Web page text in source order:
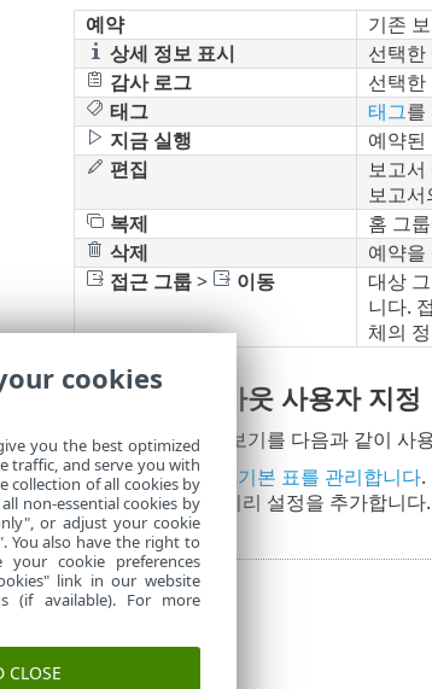
예약
기존
상세 정보 표시
선택한
감사 로그
선택한
태그
태그를
지금 실행
예약된
편집
보고
보고서
복제
홈 그
삭제
예약을
접근 그룹> 이동
대상
니다.
체의
필터 및 레이아웃 사용자 지정
현재 웹 콘솔 화면 보기를 다음과 같이 사
• 사이드 패널과 기본 표를 관리합니다.
• 필터및 필터 미리 설정을 추가합니
cookies
you the best optimized
traffic, and serve you with
collection of all cookies by
non-essential cookies by
or adjust your cookie
You also have the right to
cookie preferences
link in our website
(if available). For more
CLOSE